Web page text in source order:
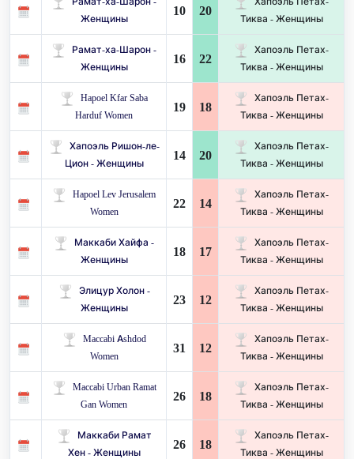
Женщины
10 20
Тиква - Женщины
Рамат-ха-Шарон -
Женщины
16 22
Хапоэль Петах-
Тиква - Женщины
Hapoel Kfar Saba
Harduf Women
19 18
Хапоэль Петах-
Тиква - Женщины
Хапоэль Ришон-ле-
Цион - Женщины
14 20
Хапоэль Петах-
Тиква - Женщины
Hapoel Lev Jerusalem
Women
22 14
Хапоэль Петах-
Тиква - Женщины
Маккаби Хайфа -
Женщины
18 17
Хапоэль Петах-
Тиква - Женщины
Элицур Холон -
Женщины
23 12
Хапоэль Петах-
Тиква - Женщины
Maccabi Ashdod
Women
31 12
Хапоэль Петах-
Тиква - Женщины
Maccabi Urban Ramat
Gan Women
26 18
Хапоэль Петах-
Тиква - Женщины
Маккаби Рамат
Хен - Женщины
26 18
Хапоэль Петах-
Тиква - Женщины